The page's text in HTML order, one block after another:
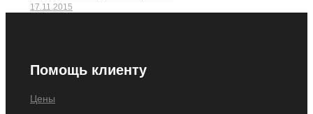
17.11.2015
Помощь клиенту
Цены